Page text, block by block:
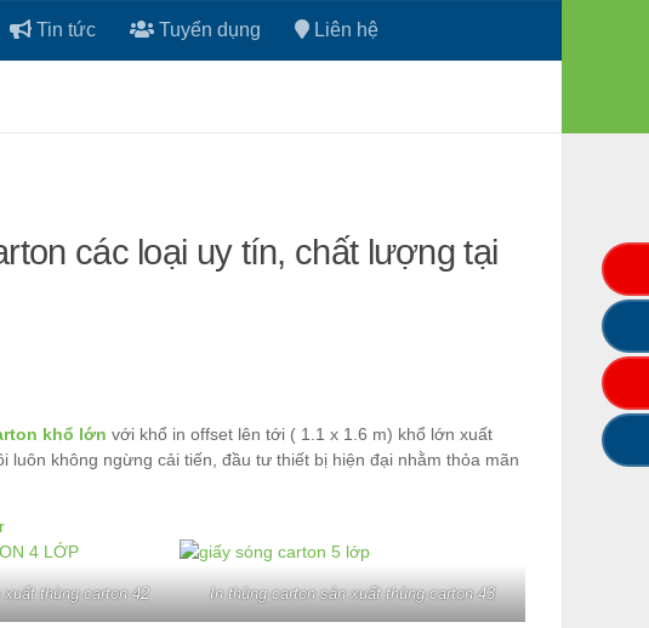
Tin tức Tuyển dụng Liên hệ
các loại uy tín, chất lượng tại
khổ lớn với khổ in offset lên tới ( 1.1 x 1.6 m) khổ lớn xuất
không ngừng cải tiến, đầu tư thiết bị hiện đại nhằm thỏa mãn
thùng carton 42 In thùng carton sản xuất thùng carton 43